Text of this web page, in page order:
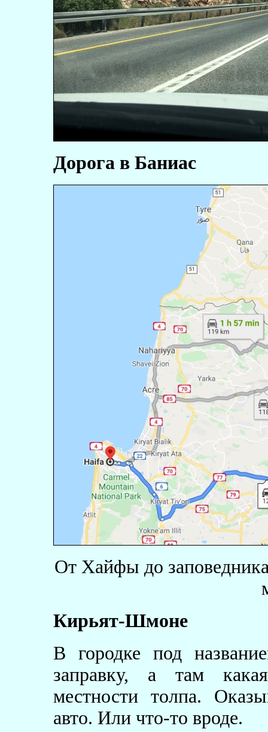
Дорога в Баниас
От Хайфы до
Кирьят-Шмоне
В городке под
заправку, а там
местности толпа.
авто. Или что-то вроде.